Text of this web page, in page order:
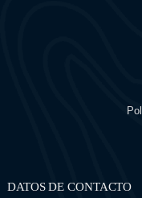
DATOS DE CONTACTO